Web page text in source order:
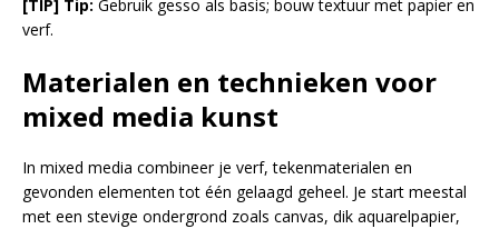
[TIP] Tip: Gebruik gesso als basis; bouw textuur met papier en
verf.
Materialen en technieken voor
mixed media kunst
In mixed media combineer je verf, tekenmaterialen en
gevonden elementen tot één gelaagd geheel. Je start meestal
met een stevige ondergrond zoals canvas, dik aquarelpapier,